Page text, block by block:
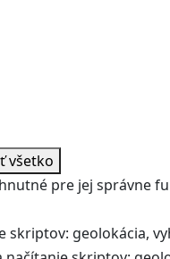
všetko
pre jej správne
skriptov: geolokácia,